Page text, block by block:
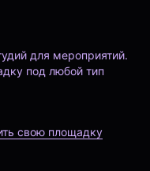
для мероприятий.
под любой тип
свою площадку